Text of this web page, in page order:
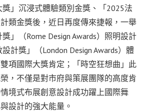
」沉浸式體驗類別金獎、「2025法
類金獎後，近日再度傳來捷報，一舉
」（Rome Design Awards）照明設計
計獎」（London Design Awards）體
項國際大獎肯定；「時空狂想曲」此
，不僅是對市府與策展團隊的高度肯
境式布展創意設計成功躍上國際舞
設計的強大能量。